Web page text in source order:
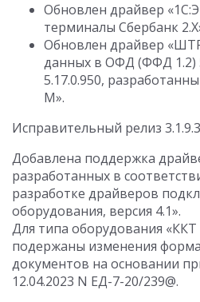
Обновлен драйвер
терминалы Сбербанк
Обновлен драйвер
данных в ОФД (ФФД 1.2)
5.17.0.950,
М».
Исправительный релиз
Добавлена поддержка
разработанных в
разработке драйверов
оборудования, версия 4.1».
Для типа оборудования
подержаны изменения
документов на основании
12.04.2023 N ЕД-7-20/239@.